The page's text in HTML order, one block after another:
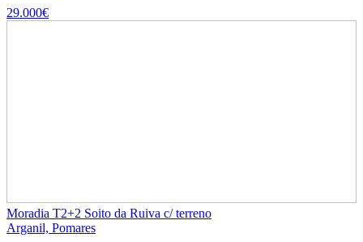
29.000€
Moradia T2+2 Soito da Ruiva c/ terreno
Arganil, Pomares